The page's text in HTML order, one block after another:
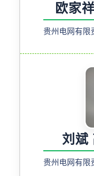
欧家
贵州电网有限
刘斌
贵州电网有限